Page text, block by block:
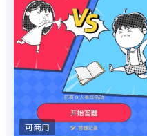
可商用